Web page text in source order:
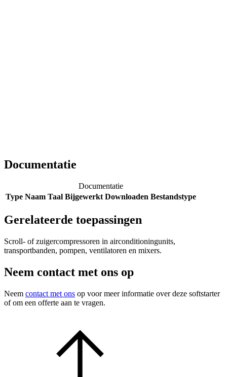
Documentatie
Documentatie
Type Naam Taal Bijgewerkt Downloaden Bestandstype
Gerelateerde toepassingen
Scroll- of zuigercompressoren in airconditioningunits,
transportbanden, pompen, ventilatoren en mixers.
Neem contact met ons op
Neem contact met ons op voor meer informatie over deze softstarter
of om een offerte aan te vragen.